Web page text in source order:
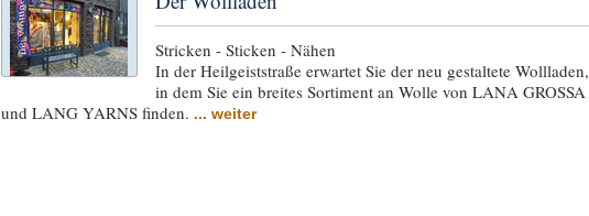
Stricken - Sticken - Nähen
In der Heilgeiststraße erwartet Sie der neu gestaltete Wollladen,
in dem Sie ein breites Sortiment an Wolle von LANA GROSSA
und LANG YARNS finden. ... weiter